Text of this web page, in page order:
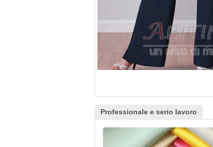
Professionale e serio lavoro